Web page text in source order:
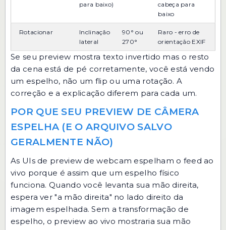
para baixo)
cabeça para
baixo
Rotacionar
Inclinação
lateral
90° ou
270°
Raro - erro de
orientação EXIF
Se seu preview mostra texto invertido mas o resto
da cena está de pé corretamente, você está vendo
um espelho, não um flip ou uma rotação. A
correção e a explicação diferem para cada um.
POR QUE SEU PREVIEW DE CÂMERA
ESPELHA (E O ARQUIVO SALVO
GERALMENTE NÃO)
As UIs de preview de webcam espelham o feed ao
vivo porque é assim que um espelho físico
funciona. Quando você levanta sua mão direita,
espera ver "a mão direita" no lado direito da
imagem espelhada. Sem a transformação de
espelho, o preview ao vivo mostraria sua mão